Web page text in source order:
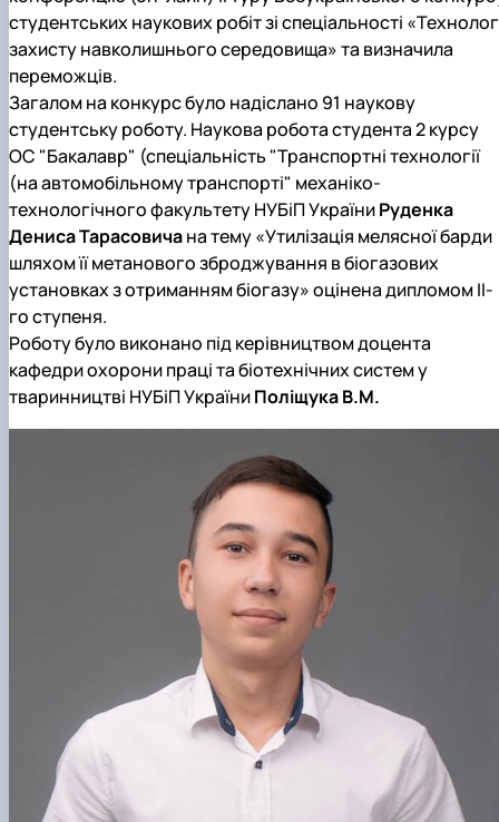
студентських наукових робіт зі спеціальності
захисту навколишнього середовища» та визначила
переможців.
Загалом на конкурс було надіслано 91 наукову
студентську роботу. Наукова робота студента 2 курсу
ОС "Бакалавр" (спеціальність "Транспортні технології
(на автомобільному транспорті" механіко-
технологічного факультету НУБіП УкраїниРуденка
Дениса Тарасовичана тему «Утилізація мелясної барди
шляхом її метанового зброджування в біогазових
установках з отриманням біогазу» оцінена дипломом ІІ-
го ступеня.
Роботу було виконано під керівництвом доцента
кафедри охорони праці та біотехнічних систем у
тваринництві НУБіП УкраїниПоліщука В.М.